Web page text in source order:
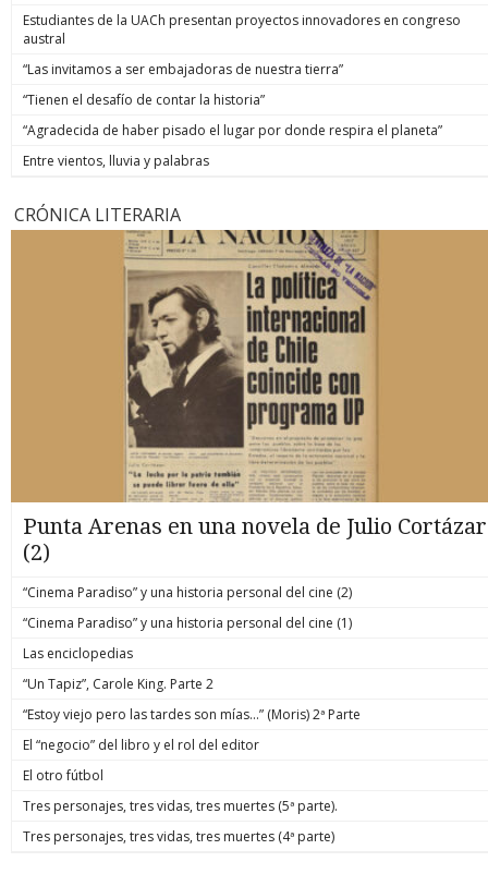
Estudiantes de la UACh presentan proyectos innovadores en congreso
austral
“Las invitamos a ser embajadoras de nuestra tierra”
“Tienen el desafío de contar la historia”
“Agradecida de haber pisado el lugar por donde respira el planeta”
Entre vientos, lluvia y palabras
CRÓNICA LITERARIA
Punta Arenas en una novela de Julio Cortázar
(2)
“Cinema Paradiso” y una historia personal del cine (2)
“Cinema Paradiso” y una historia personal del cine (1)
Las enciclopedias
“Un Tapiz”, Carole King. Parte 2
“Estoy viejo pero las tardes son mías…” (Moris) 2ª Parte
El “negocio” del libro y el rol del editor
El otro fútbol
Tres personajes, tres vidas, tres muertes (5ª parte).
Tres personajes, tres vidas, tres muertes (4ª parte)